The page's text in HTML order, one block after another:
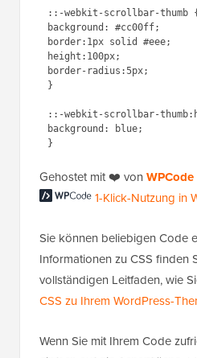
::-webkit-scrollbar-thumb {
background: #cc00ff;
border:1px solid #eee;
height:100px;
border-radius:5px;
}
::-webkit-scrollbar-
background: blue;
Gehostet mit ❤️ von
WPCode
Sie können beliebigen Code
Informationen zu CSS finden
vollständigen Leitfaden, wie
CSS zu Ihrem WordPress-
Wenn Sie mit Ihrem Code